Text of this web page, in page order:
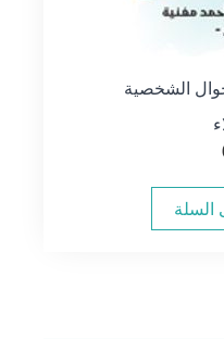
الشخصية
السلة